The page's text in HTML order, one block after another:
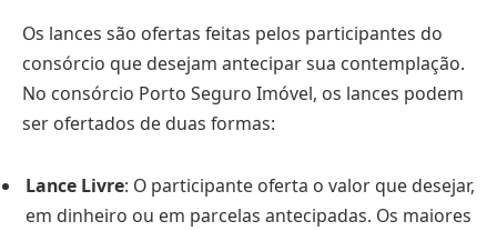
Os lances são ofertas feitas pelos participantes do
consórcio que desejam antecipar sua contemplação.
No consórcio Porto Seguro Imóvel, os lances podem
ser ofertados de duas formas:
Lance Livre: O participante oferta o valor que desejar,
em dinheiro ou em parcelas antecipadas. Os maiores